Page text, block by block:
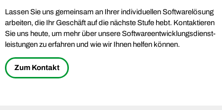
Lassen Sie uns gemeinsam an Ihrer individuellen Softwarelösung
arbeiten, die Ihr Geschäft auf die nächste Stufe hebt. Kontaktieren
Sie uns heute, um mehr über unsere Software­entwicklungs­dienst­
leistungen zu erfahren und wie wir Ihnen helfen können.
Zum Kontakt